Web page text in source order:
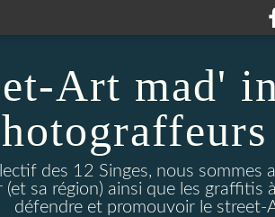
Art mad'
des 12 Singes, nous
sa région) ainsi que les graffitis
défendre et promouvoir le street-